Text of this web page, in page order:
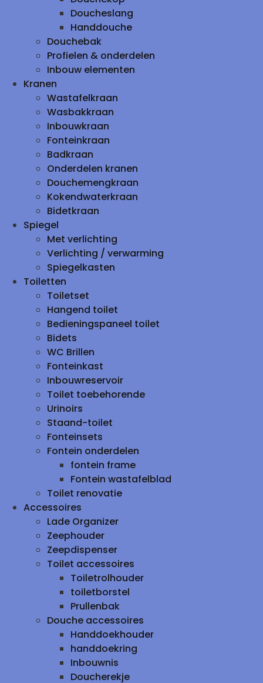
Doucheslang
Handdouche
Douchebak
Profielen & onderdelen
Inbouw elementen
Kranen
Wastafelkraan
Wasbakkraan
Inbouwkraan
Fonteinkraan
Badkraan
Onderdelen kranen
Douchemengkraan
Kokendwaterkraan
Bidetkraan
Spiegel
Met verlichting
Verlichting / verwarming
Spiegelkasten
Toiletten
Toiletset
Hangend toilet
Bedieningspaneel toilet
Bidets
WC Brillen
Fonteinkast
Inbouwreservoir
Toilet toebehorende
Urinoirs
Staand-toilet
Fonteinsets
Fontein onderdelen
fontein frame
Fontein wastafelblad
Toilet renovatie
Accessoires
Lade Organizer
Zeephouder
Zeepdispenser
Toilet accessoires
Toiletrolhouder
toiletborstel
Prullenbak
Douche accessoires
Handdoekhouder
handdoekring
Inbouwnis
Doucherekje